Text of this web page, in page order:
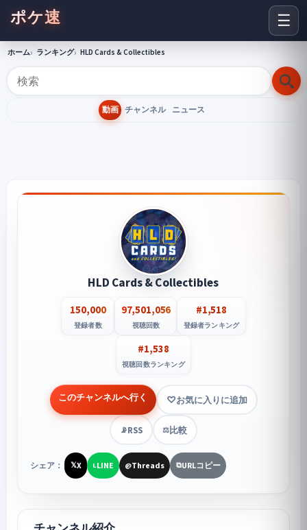
☰
ポケ速
ホーム ランキング HLD Cards & Collectibles
動画 チャンネル ニュース
HLD Cards & Collectibles
150,000
登録者数
97,501,056
視聴回数
#1,518
登録者ランキング
#1,538
視聴回数ランキング
このチャンネルへ行く お気に入りに追加
📡RSS ⚖️比較
シェア： 𝕏X LLINE @Threads ⧉URLコピー